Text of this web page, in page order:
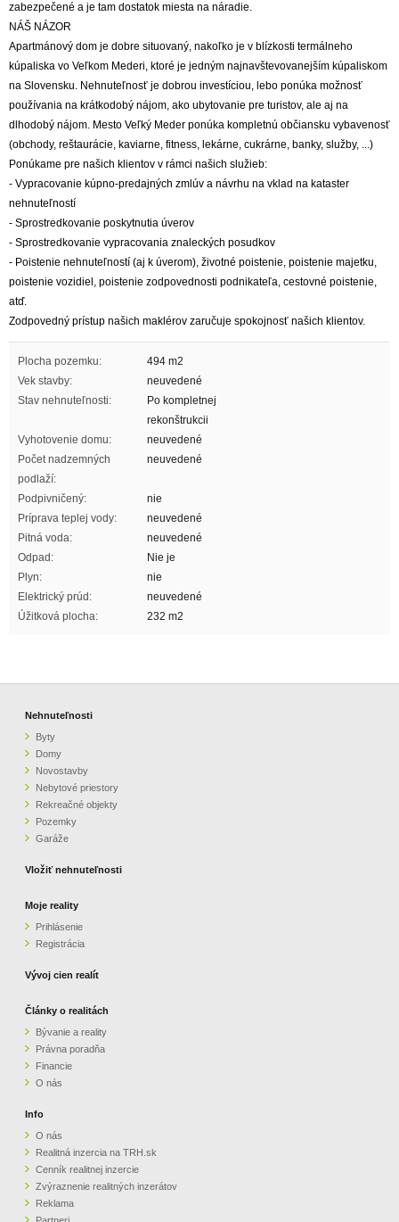
zabezpečené a je tam dostatok miesta na náradie.
NÁŠ NÁZOR
Apartmánový dom je dobre situovaný, nakoľko je v blízkosti termálneho
kúpaliska vo Veľkom Mederi, ktoré je jedným najnavštevovanejším kúpaliskom
na Slovensku. Nehnuteľnosť je dobrou investíciou, lebo ponúka možnosť
používania na krátkodobý nájom, ako ubytovanie pre turistov, ale aj na
dlhodobý nájom. Mesto Veľký Meder ponúka kompletnú občiansku vybavenosť
(obchody, reštaurácie, kaviarne, fitness, lekárne, cukrárne, banky, služby, ...)
Ponúkame pre našich klientov v rámci našich služieb:
- Vypracovanie kúpno-predajných zmlúv a návrhu na vklad na kataster
nehnuteľností
- Sprostredkovanie poskytnutia úverov
- Sprostredkovanie vypracovania znaleckých posudkov
- Poistenie nehnuteľností (aj k úverom), životné poistenie, poistenie majetku,
poistenie vozidiel, poistenie zodpovednosti podnikateľa, cestovné poistenie,
atď.
Zodpovedný prístup našich maklérov zaručuje spokojnosť našich klientov.
Plocha pozemku:
494 m2
Vek stavby:
neuvedené
Stav nehnuteľnosti:
Po kompletnej
rekonštrukcii
Vyhotovenie domu:
neuvedené
Počet nadzemných
podlaží:
neuvedené
Podpivničený:
nie
Príprava teplej vody:
neuvedené
Pitná voda:
neuvedené
Odpad:
Nie je
Plyn:
nie
Elektrický prúd:
neuvedené
Úžitková plocha:
232 m2
Nehnuteľnosti
Byty
Domy
Novostavby
Nebytové priestory
Rekreačné objekty
Pozemky
Garáže
Vložiť nehnuteľnosti
Moje reality
Prihlásenie
Registrácia
Vývoj cien realít
Články o realitách
Bývanie a reality
Právna poradňa
Financie
O nás
Info
O nás
Realitná inzercia na TRH.sk
Cenník realitnej inzercie
Zvýraznenie realitných inzerátov
Reklama